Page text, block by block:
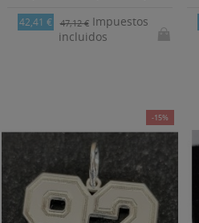
42,41 € 47,12 €Impuestos
incluidos
-15%